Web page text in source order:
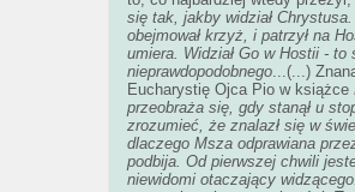
się tak, jakby widział Chrystusa.
obejmował krzyż, i patrzył na
umiera. Widział Go w Hostii - to
nieprawdopodobnego...(...)
Eucharystię Ojca Pio w książce
przeobraża się, gdy stanął u
zrozumieć, że znalazł się w
dlaczego Msza odprawiana
podbija. Od pierwszej chwili
niewidomi otaczający